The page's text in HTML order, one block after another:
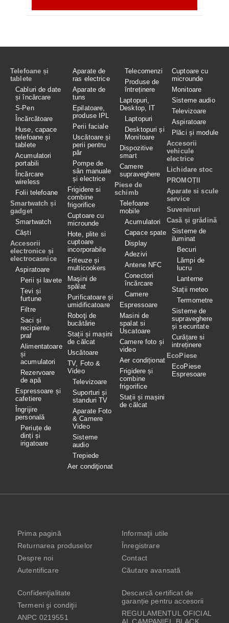
Telefoane și
tablete
Cabluri de date
și încărcare
S-Pen
Încărcătoare
Huse, capace
telefoane și
tablete
Acumulatori
portabili
Încărcare
wireless
Folii telefoane
Smartwatch și
gadget
Smartwatch
Căști
Accesorii
electronice și
electrocasnice
Aspiratoare
Perii și lavete
Țevi și
furtune
Filtre
Saci și
recipiente
praf
Alimentatoare
și
acumulatori
Rezervoare
de apă
Espressoare și
cafetiere
Îngrijire
personală
Periuțe de
dinți și
irigatoare
Aparate de
ras electrice
Aparate de
tuns
Epilatoare,
produse IPL
Perii faciale
Uscătoare și
perii pentru
păr
Pompe de
sân manuale
și electrice
Frigidere si
combine
frigorifice
Cuptoare cu
microunde
Hote, plite si
cuptoare
incorporabile
Friteuze și
multicookers
Maşini de
spălat
Purificatoare și
umidificatoare
Roboţi de
bucătărie
Stații și mașini
de călcat
Uscătoare
TV, Foto &
Video
Televizoare
Suporturi și
standuri TV
Aparate Foto
& Camere
Video
Sisteme
audio
Trepiede
Aer condiţionat
Telecomenzi
Produse de
întreținere
Laptopuri,
Desktop, IT
Laptopuri
Desktopuri și
Monitoare
Dispozitive
smart
Camere
supraveghere
Piese de
schimb
Telefoane
mobile
Acumulatori
Capace spate
Display
Adezivi
Antene NFC
Conectori
încărcare
Camere
Espressoare
Masini de
spalat si
Uscatoare
Camere foto și
video
Aer condiționat
Frigidere și
combine
frigorifice
Stații și mașini
de călcat
Cuptoare cu
microunde
Monitoare
Sisteme audio
Televizoare
Aspiratoare
Plăci și module
Accesorii
vehicule
electrice
Lichidare stoc
PROMOȚII
Aparate si scule
service
Suveniruri
Casă și grădină
Sisteme de
iluminat
Becuri
Lămpi de
lucru
Lanterne
Stații meteo
Termometre
Sisteme de
supraveghere
și securitate
Curățare si
intreținere
EcoPiese
EcoPiese
Espresoare
Prima pagină
Returnarea produselor
Despre noi
Autentificare
Informaţii utile
Înregistrare
Contact
Căutare avansată
Confidenţialitate
Termeni şi condiţii
ANPC 0219551
Descarcă certificat de
garanție pentru accesorii
REGULAMENTUL OFICIAL